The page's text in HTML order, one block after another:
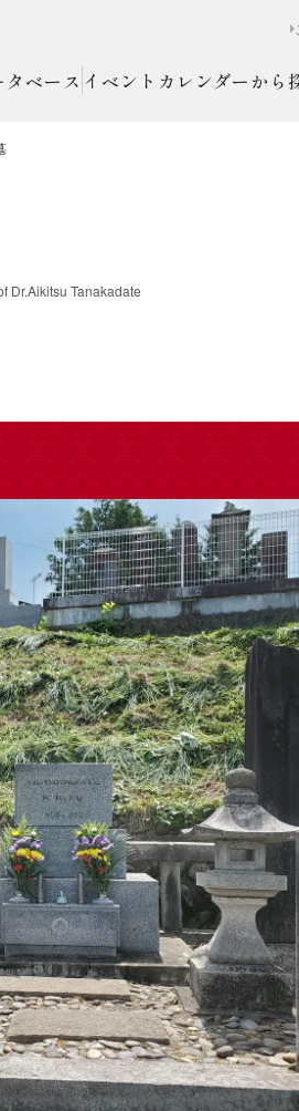
ベース イベントカレンダーから
Dr.Aikitsu Tanakadate